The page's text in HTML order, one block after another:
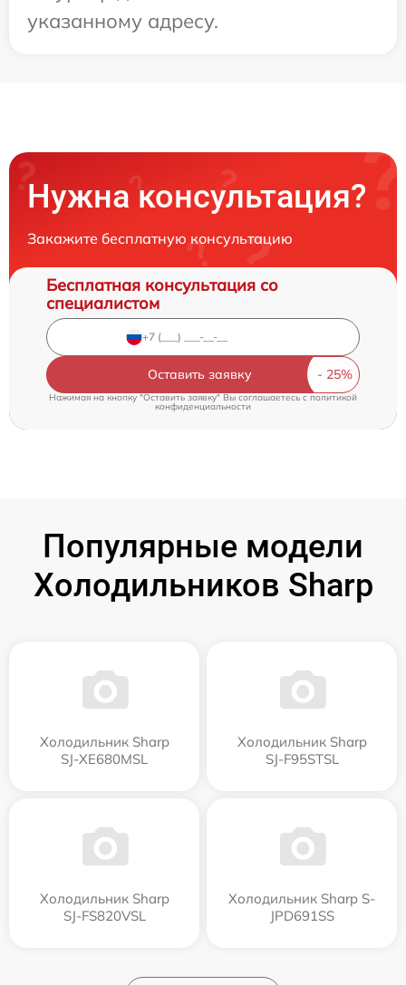
указанному адресу.
Нужна консультация?
Закажите бесплатную консультацию
Бесплатная консультация со
специалистом
Оставить заявку
Нажимая на кнопку "Оставить заявку" Вы соглашаетесь cполитикой
конфиденциальности
Популярные модели
Холодильников Sharp
Холодильник Sharp
SJ-XE680MSL
Холодильник Sharp
SJ-F95STSL
Холодильник Sharp
SJ-FS820VSL
Холодильник Sharp S-
JPD691SS